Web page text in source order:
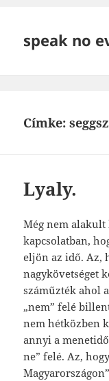
speak no
Címke:
Lyaly.
Még nem alakult
kapcsolatban,
eljön az idő. Az,
nagykövetséget
száműzték ahol
„nem” felé
nem hétközben
annyi a
ne” felé. Az,